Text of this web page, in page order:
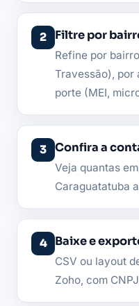
Filtre por
Refine por
Travessão), por
porte (MEI,
Confira a
Veja quantas
Caraguatatuba
Baixe e
CSV ou layout
Zoho, com